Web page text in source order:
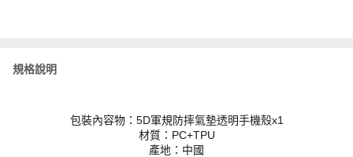
規格說明
包裝內容物：5D軍規防摔氣墊透明手機殼x1
材質：PC+TPU
產地：中國